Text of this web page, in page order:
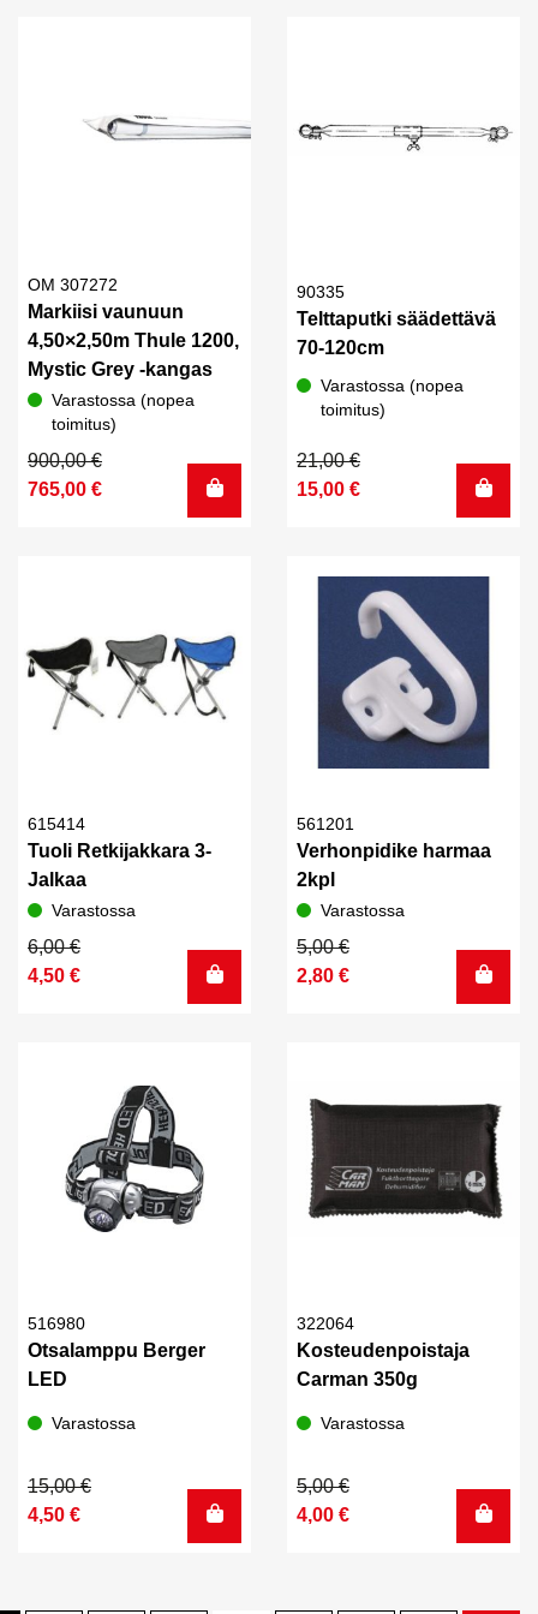
OM 307272
Markiisi vaunuun
4,50×2,50m Thule 1200,
Mystic Grey -kangas
Varastossa (nopea
toimitus)
900,00€
Alkuperäinen
hinta
765,00 €
Nykyinen
hinta
90335
Telttaputki säädettävä
70-120cm
Varastossa (nopea
toimitus)
21,00€
Alkuperäinen
hinta
15,00 €
Nykyinen
hinta
615414
Tuoli Retkijakkara 3-
Jalkaa
Varastossa
6,00€
Alkuperäinen
hinta
4,50 €
Nykyinen
hinta
561201
Verhonpidike harmaa
2kpl
Varastossa
5,00€
Alkuperäinen
hinta
2,80 €
Nykyinen
hinta
516980
Otsalamppu Berger
LED
Varastossa
15,00€
Alkuperäinen
hinta
4,50 €
Nykyinen
hinta
322064
Kosteudenpoistaja
Carman 350g
Varastossa
5,00€
Alkuperäinen
hinta
4,00 €
Nykyinen
hinta